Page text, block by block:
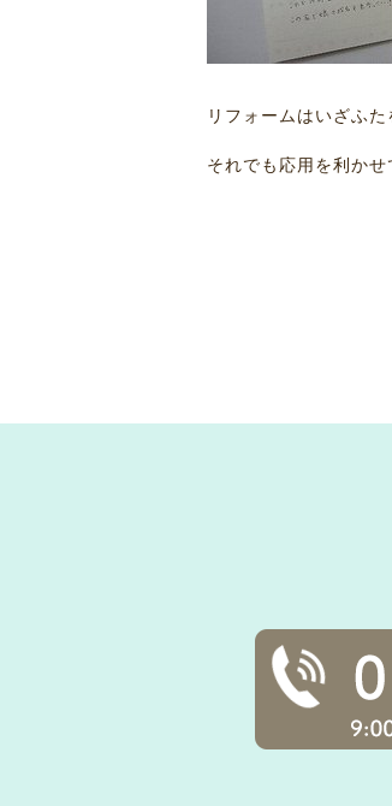
リフォームはいざふ
それでも応用を利か